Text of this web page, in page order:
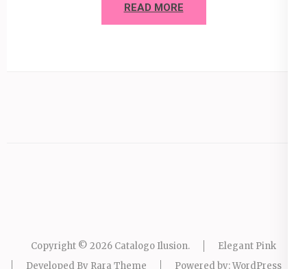
READ MORE
Copyright © 2026 Catalogo Ilusion.
Elegant Pink
Developed By Rara Theme Powered by:WordPress